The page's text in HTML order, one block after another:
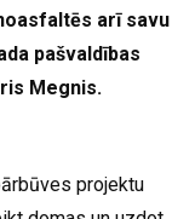
arī savu
pašvaldības
Megnis.
projektu